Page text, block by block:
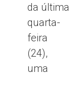
da última
quarta-
feira
(24),
uma